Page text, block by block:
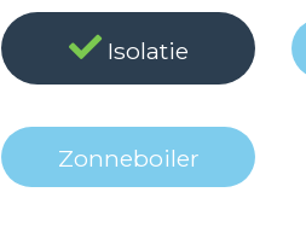
Isolatie
Zonneboiler